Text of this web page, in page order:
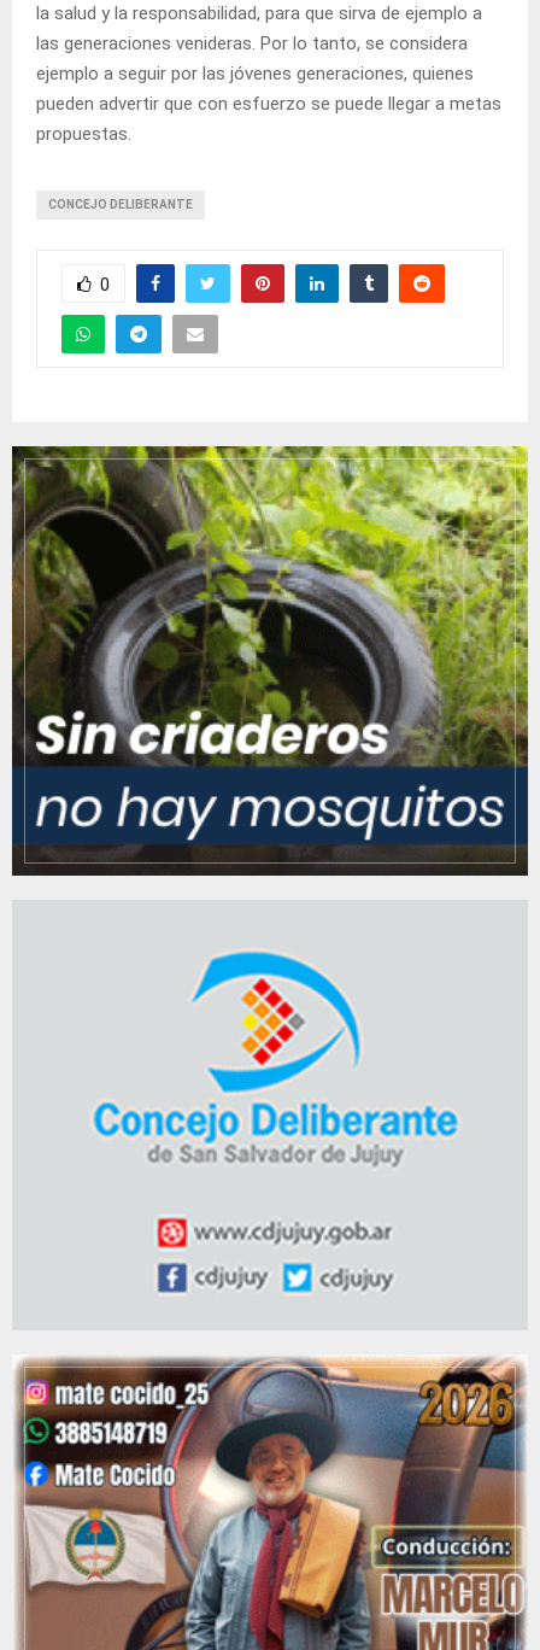
la salud y la responsabilidad, para que sirva de ejemplo a
las generaciones venideras. Por lo tanto, se considera
ejemplo a seguir por las jóvenes generaciones, quienes
pueden advertir que con esfuerzo se puede llegar a metas
propuestas.
CONCEJO DELIBERANTE
0